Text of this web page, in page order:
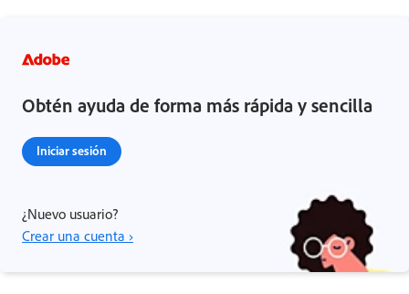
Obtén ayuda de forma más rápida y sencilla
Iniciar sesión
¿Nuevo usuario?
Crear una cuenta ›